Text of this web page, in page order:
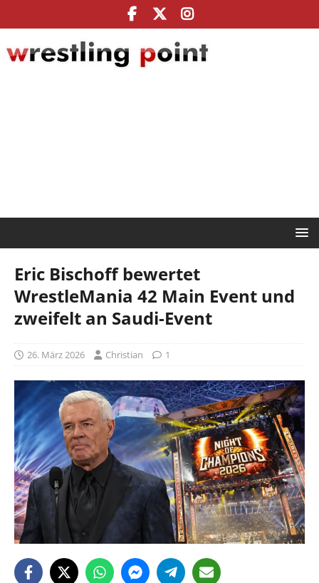
Eric Bischoff bewertet
WrestleMania 42 Main Event und
zweifelt an Saudi-Event
26. März 2026 Christian 1